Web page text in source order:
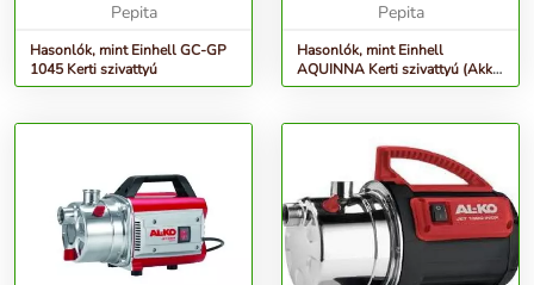
Pepita
Hasonlók, mint Einhell GC-GP
1045 Kerti szivattyú
Pepita
Hasonlók, mint Einhell
AQUINNA Kerti szivattyú (Akku
és töltő nélkül)